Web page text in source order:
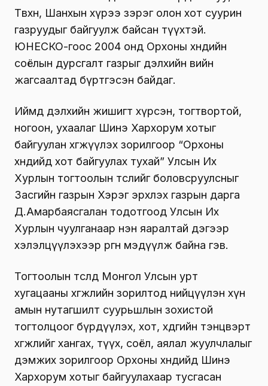
Төвхөн, Шанхын хүрээ зэрэг олон хот суурин
газруудыг байгуулж байсан түүхтэй.
ЮНЕСКО-гоос 2004 онд Орхоны хөндийн
соёлын дурсгалт газрыг дэлхийн өвийн
жагсаалтад бүртгэсэн байдаг.
Иймд дэлхийн жишигт хүрсэн, тогтвортой,
ногоон, ухаалаг Шинэ Хархорум хотыг
байгуулан хөгжүүлэх зорилгоор “Орхоны
хөндийд хот байгуулах тухай” Улсын Их
Хурлын тогтоолын төслийг боловсруулсныг
Засгийн газрын Хэрэг эрхлэх газрын дарга
Д.Амарбаясгалан тодотгоод Улсын Их
Хурлын чуулганаар нэн яаралтай дэгээр
хэлэлцүүлэхээр өргөн мэдүүлж байна гэв.
Тогтоолын төсөлд Монгол Улсын урт
хугацааны хөгжлийн зорилтод нийцүүлэн хүн
амын нутагшилт суурьшлын зохистой
тогтолцоог бүрдүүлэх, хот, хөдөөгийн тэнцвэрт
хөгжлийг хангах, түүх, соёл, аялал жуулчлалыг
дэмжих зорилгоор Орхоны хөндийд Шинэ
Хархорум хотыг байгуулахаар тусгасан